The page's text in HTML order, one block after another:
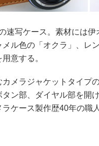
速写ケース。素材には伊
メル色の「オクラ」、レ
意する。
メラジャケットタイプ
ン部、ダイヤル部を開
ケース製作歴40年の職